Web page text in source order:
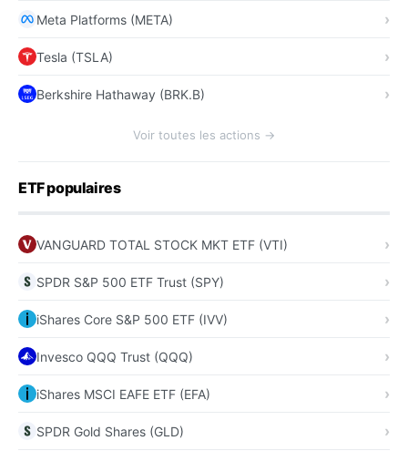
Meta Platforms (META)
Tesla (TSLA)
Berkshire Hathaway (BRK.B)
Voir toutes les actions →
ETF populaires
VANGUARD TOTAL STOCK MKT ETF (VTI)
SPDR S&P 500 ETF Trust (SPY)
iShares Core S&P 500 ETF (IVV)
Invesco QQQ Trust (QQQ)
iShares MSCI EAFE ETF (EFA)
SPDR Gold Shares (GLD)